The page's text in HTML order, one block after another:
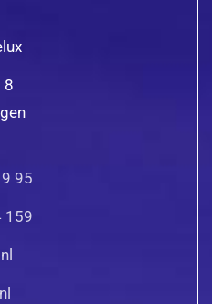
8
95
159